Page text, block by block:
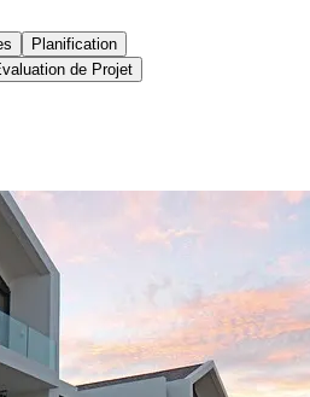
Planification
de Projet